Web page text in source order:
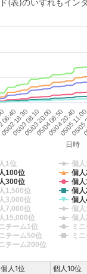
(表)のいずれもイン
日時
05/02 18:30
05/03 08:10
05/03 20:00
05/04 08:50
05/04 20:40
05/0505/
1位
個
100位
個
300位
個
1,500位
個
3,000位
個
7,000位
個
15,000位
個
チーム1位
ミ
チーム50位
ミ
チーム200位
個人1位 個人10位